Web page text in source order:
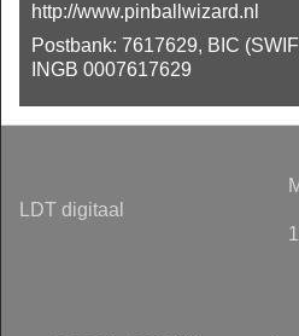
http://www.pinballwizard.nl
Postbank: 7617629, BIC
INGB 0007617629
LDT digitaal